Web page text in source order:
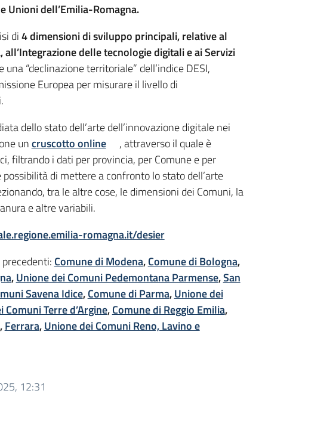
Unioni dell’Emilia-Romagna.
di4 dimensioni di sviluppo principali, relative al
delle tecnologie digitali e ai Servizi
una “declinazione territoriale” dell’indice DESI,
Europea per misurare il livello di
dello stato dell’arte dell’innovazione digitale nei
uncruscotto online
, attraverso il quale è
filtrando i dati per provincia, per Comune e per
di mettere a confronto lo stato dell’arte
tra le altre cose, le dimensioni dei Comuni, la
e altre variabili.
romagna.it/desier
precedenti: Comune di Modena,Comune di Bologna,
,Unione dei Comuni Pedemontana Parmense,San
Savena Idice,Comune di Parma,Unione dei
Comuni Terre d’Argine,Comune di Reggio Emilia,
,Ferrara,Unione dei Comuni Reno, Lavino e
12:31